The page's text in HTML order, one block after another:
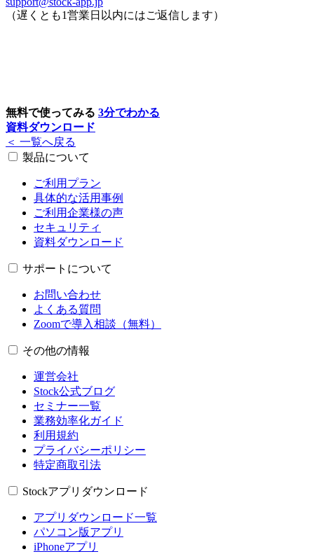
（遅くとも1営業日以内にはご返信します）
無料で使ってみる 3分でわかる
資料ダウンロード
＜ 一覧へ戻る
製品について
ご利用プラン
具体的な活用事例
ご利用企業様の声
セキュリティ
資料ダウンロード
サポートについて
お問い合わせ
よくある質問
Zoomで導入相談（無料）
その他の情報
運営会社
Stock公式ブログ
セミナー一覧
業務効率化ガイド
利用規約
プライバシーポリシー
特定商取引法
Stockアプリダウンロード
アプリダウンロード一覧
パソコン版アプリ
iPhoneアプリ